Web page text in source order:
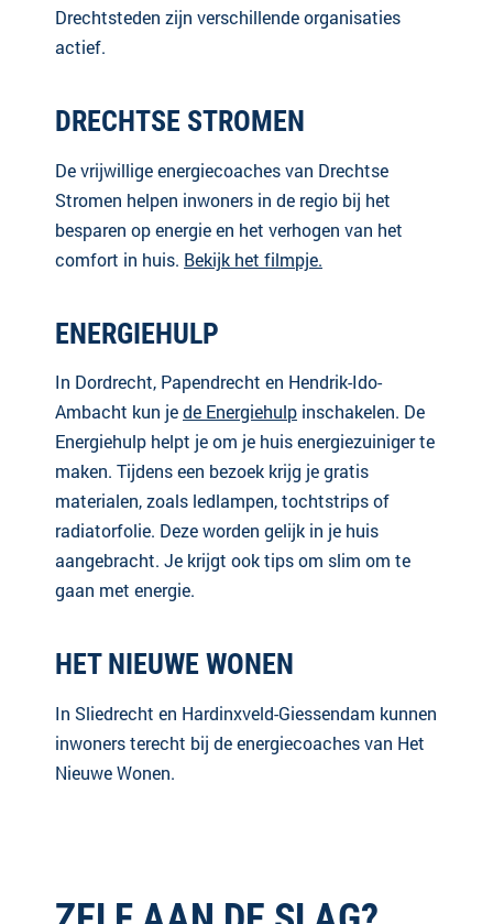
Drechtsteden zijn verschillende organisaties
actief.
DRECHTSE STROMEN
De vrijwillige energiecoaches van Drechtse
Stromen helpen inwoners in de regio bij het
besparen op energie en het verhogen van het
comfort in huis. Bekijk het filmpje.
ENERGIEHULP
In Dordrecht, Papendrecht en Hendrik-Ido-
Ambacht kun jede Energiehulp inschakelen. De
Energiehulp helpt je om je huis energiezuiniger te
maken. Tijdens een bezoek krijg je gratis
materialen, zoals ledlampen, tochtstrips of
radiatorfolie. Deze worden gelijk in je huis
aangebracht. Je krijgt ook tips om slim om te
gaan met energie.
HET NIEUWE WONEN
In Sliedrecht en Hardinxveld-Giessendam kunnen
inwoners terecht bij deenergiecoaches van Het
Nieuwe Wonen.